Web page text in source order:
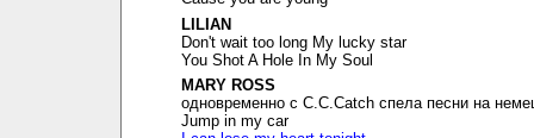
LILIAN
Don't wait too long My lucky star
You Shot A Hole In My Soul
MARY ROSS
одновременно с C.C.Catch спела песни на
Jump in my car